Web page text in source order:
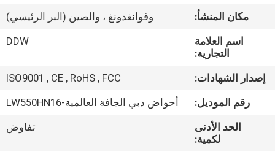
معلومات
جولة
مكان المنشأ:
وقوانغدونغ ، والصين (البر الرئيسي)
اسم العلامة
التجارية:
DDW
إصدار الشهادات:
ISO9001 , CE , RoHS , FCC
رقم الموديل:
أحواض دبي الجافة العالمية-LW550HN16
الحد الأدنى
لكمية:
تفاوض